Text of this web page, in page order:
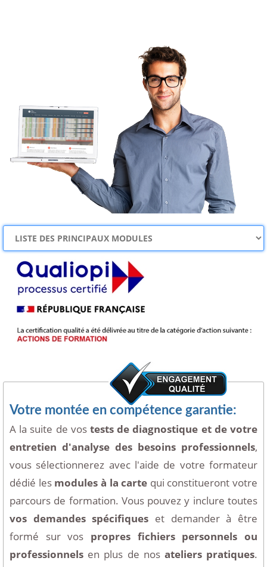
Votre montée en compétence garantie:
A la suite de vos tests de diagnostique et de votre
entretien d'analyse des besoins professionnels,
vous sélectionnerez avec l'aide de votre formateur
dédié les modules à la carte qui constitueront votre
parcours de formation. Vous pouvez y inclure toutes
vos demandes spécifiques et demander à être
formé sur vos propres fichiers personnels ou
professionnels en plus de nos ateliers pratiques.